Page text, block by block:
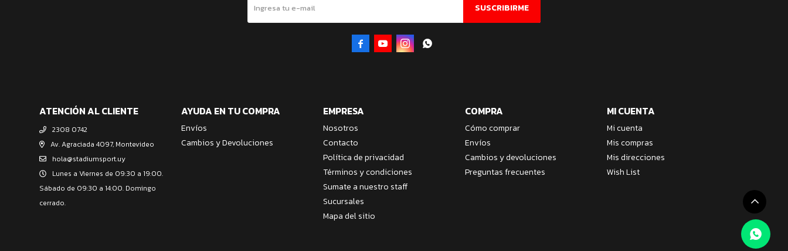
ATENCIÓN AL CLIENTE
2308 0742
Av. Agraciada 4097, Montevideo
hola@stadiumsport.uy
Lunes a Viernes de 09:30 a 19:00.
Sábado de 09:30 a 14:00. Domingo
cerrado.
AYUDA EN TU COMPRA
Envíos
Cambios y Devoluciones
EMPRESA
Nosotros
Contacto
Política de privacidad
Términos y condiciones
Sumate a nuestro staff
Sucursales
Mapa del sitio
COMPRA
Cómo comprar
Envíos
Cambios y devoluciones
Preguntas frecuentes
MI CUENTA
Mi cuenta
Mis compras
Mis direcciones
Wish List
SUSCRIBIRME
   